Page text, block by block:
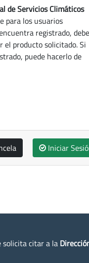
de Servicios Climáticos
para los usuarios
registrado, debe
el producto solicitado. Si
puede hacerlo de
Iniciar
solicita citar a la